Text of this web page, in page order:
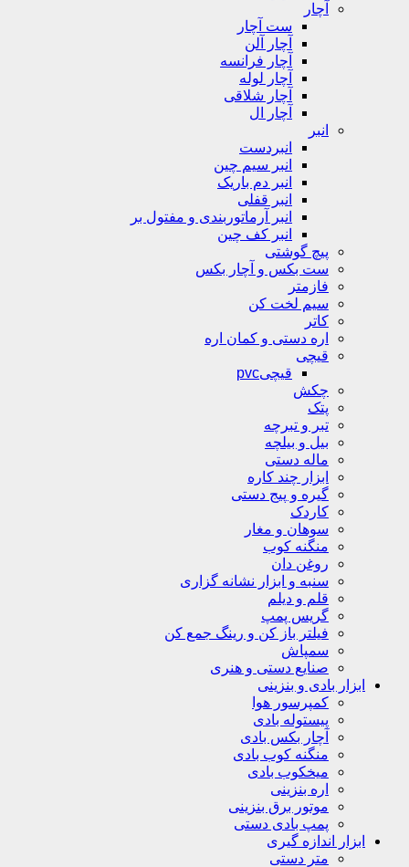
آچار
ست آچار
آچار آلن
آچار فرانسه
آچار لوله
آچار شلاقی
آچار ال
انبر
انبردست
انبر سیم چین
انبر دم باریک
انبر قفلی
انبر آرماتوربندی و مفتول بر
انبر کف چین
پیچ گوشتی
ست بکس و آچار بکس
فازمتر
سیم لخت کن
کاتر
اره دستی و کمان اره
قیچی
قیچیpvc
چکش
پتک
تبر و تبرچه
بیل و بیلچه
ماله دستی
ابزار چند کاره
گیره و پیج دستی
کاردک
سوهان و مغار
منگنه کوب
روغن دان
سنبه و ابزار نشانه گزاری
قلم و دیلم
گریس پمپ
فیلتر باز کن و رینگ جمع کن
سمپاش
صنایع دستی و هنری
ابزار بادی و بنزینی
کمپرسور هوا
پیستوله بادی
آچار بکس بادی
منگنه کوب بادی
میخکوب بادی
اره بنزینی
موتور برق بنزینی
پمپ بادی دستی
ابزار اندازه گیری
متر دستی